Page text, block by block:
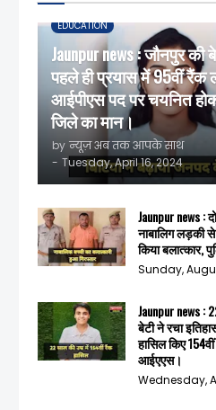
EDUCATION
Jaunpur news : जौनपुर की
पहले ही प्रयास में 95वीं रैंक
आईपीएस पद पर चयनित
जिले का मान।
by न्यूज़ अब तक आपके साथ
- Tuesday, April 16, 2024
Jaunpur news :
नाबालिग लड़की
किया बलात्कार,
Sunday,
Jaunpur news :
बेटी ने रचा
हासिल किए
आईएएस।
Wednesday,